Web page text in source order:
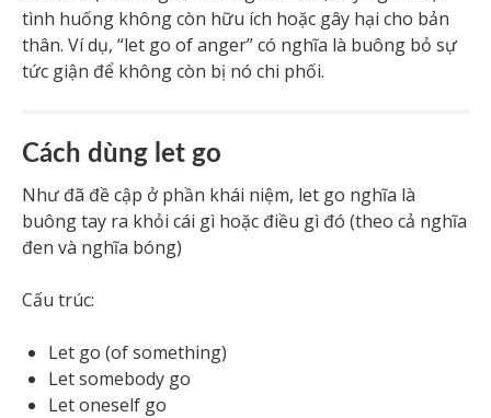
tình huống không còn hữu ích hoặc gây hại cho bản
thân. Ví dụ, “let go of anger” có nghĩa là buông bỏ sự
tức giận để không còn bị nó chi phối.
Cách dùng let go
Như đã đề cập ở phần khái niệm, let go nghĩa là
buông tay ra khỏi cái gì hoặc điều gì đó (theo cả nghĩa
đen và nghĩa bóng)
Cấu trúc:
Let go (of something)
Let somebody go
Let oneself go